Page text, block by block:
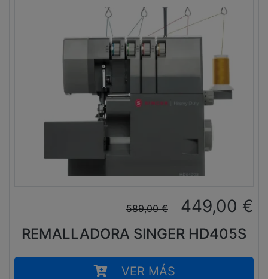
589,00 € 449,00 €
REMALLADORA SINGER HD405S
VER MÁS